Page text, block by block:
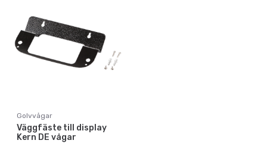
Golvvågar
Väggfäste till display
Kern DE vågar